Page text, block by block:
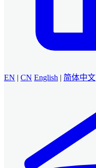
EN | CN English | 简体中文